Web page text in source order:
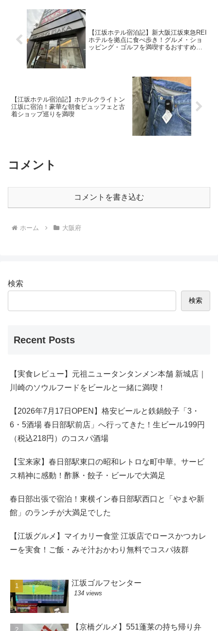
【江坂ホテル宿泊記】新大阪江坂東急REI
ホテルを拠点に食べ歩き！グルメ・ショ
ッピング・ゴルフを満喫するおすすめコ
【江坂ホテル宿泊記】ホテルクライトン
江坂に宿泊！豪華な朝食ビュッフェと古
着ショップ巡りを満喫
コメント
コメントを書き込む
ホーム 大阪府
検索
検索
Recent Posts
【実食レビュー】元祖ニュータンタンメン本舗 新城店｜
川崎のソウルフードをビールと一緒に満喫！
【2026年7月17日OPEN】格安ビールと鉄鍋餃子「3・
6・5酒場 春日部駅前店」へ行ってきた！生ビール199円
（税込218円）のコスパ酒場
【宝来家】春日部駅東口の昭和レトロな町中華。サービ
ス精神に感動！酢豚・餃子・ビールで大満足
春日部出張で宿泊！東横イン春日部駅西口と「やまや新
館」のランチが大満足でした
【江坂グルメ】マイカリー食堂 江坂店でロースかつカレ
ーを実食！ご飯・みそ汁おかわり無料でコスパ抜群
江坂ゴルフセンター
134 views
【京橋グルメ】551蓬莱の持ち帰り弁